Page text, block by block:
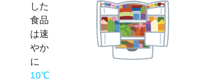
した
食品
は速
やか
に
10℃